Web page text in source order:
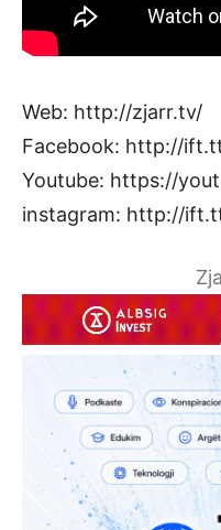
Web: http://zjarr.tv/
Facebook: http://
Youtube: https://
instagram: http://